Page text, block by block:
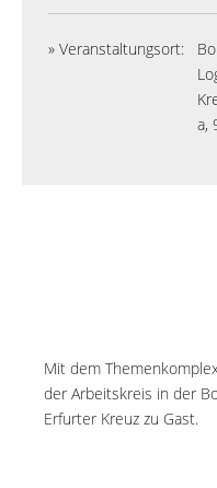
» Veranstaltungsort:
a,
Mit dem
der Arbeitskreis in der
Erfurter Kreuz zu Gast.